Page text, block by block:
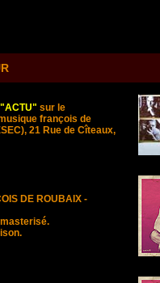
sur le
françois de
21 Rue de Cîteaux,
DE ROUBAIX -